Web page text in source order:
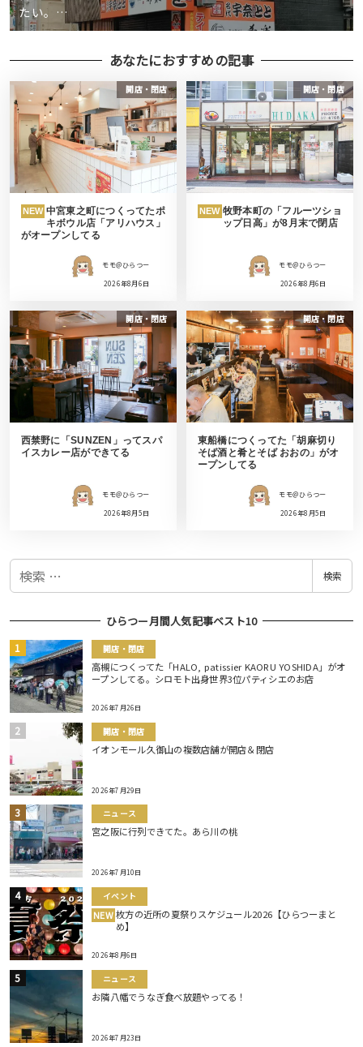
たい。…
あなたにおすすめの記事
開店・閉店
NEW 中宮東之町につくってたポ
キボウル店「アリハウス」
がオープンしてる
モモ＠ひらつー
2026年8月6日
開店・閉店
NEW 牧野本町の「フルーツショ
ップ日高」が8月末で閉店
モモ＠ひらつー
2026年8月6日
開店・閉店
西禁野に「SUNZEN」ってスパ
イスカレー店ができてる
モモ＠ひらつー
2026年8月5日
開店・閉店
東船橋につくってた「胡麻切り
そば酒と肴とそば おおの」がオ
ープンしてる
モモ＠ひらつー
2026年8月5日
検
検索
ひらつー月間人気記事ベスト10
開店・閉店
高槻につくってた「HALO, patissier KAORU YOSHIDA」がオ
ープンしてる。シロモト出身世界3位パティシエのお店
2026年7月26日
開店・閉店
イオンモール久御山の複数店舗が開店＆閉店
2026年7月29日
ニュース
宮之阪に行列できてた。あら川の桃
2026年7月10日
イベント
NEW 枚方の近所の夏祭りスケジュール2026【ひらつーまと
め】
2026年8月6日
ニュース
お隣八幡でうなぎ食べ放題やってる！
2026年7月23日